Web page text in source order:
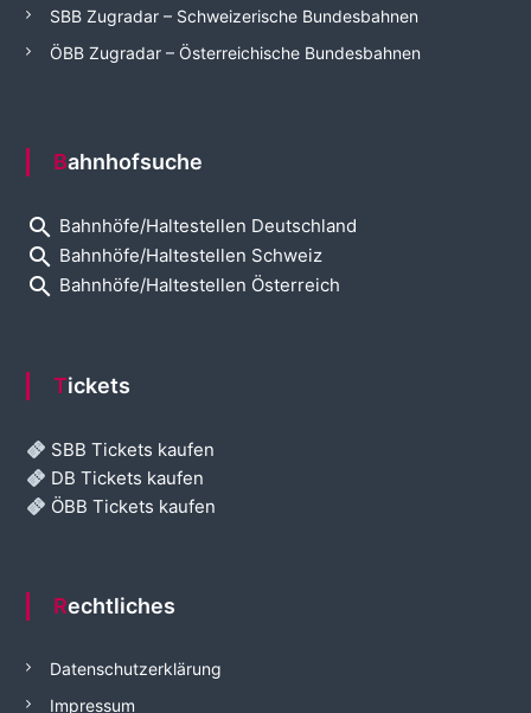
SBB Zugradar – Schweizerische Bundesbahnen
ÖBB Zugradar – Österreichische Bundesbahnen
Bahnhofsuche
search Bahnhöfe/Haltestellen Deutschland
search Bahnhöfe/Haltestellen Schweiz
search Bahnhöfe/Haltestellen Österreich
Tickets
SBB Tickets kaufen
DB Tickets kaufen
ÖBB Tickets kaufen
Rechtliches
Datenschutzerklärung
Impressum